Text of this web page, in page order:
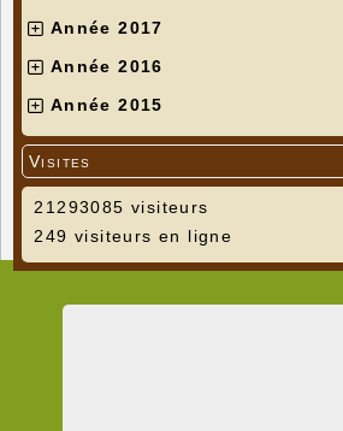
Année 2017
Année 2016
Année 2015
Visites
21293085 visiteurs
249 visiteurs en ligne